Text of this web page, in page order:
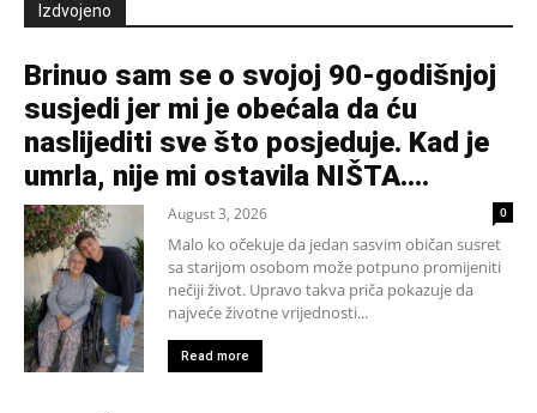
Izdvojeno
Brinuo sam se o svojoj 90-godišnjoj
susjedi jer mi je obećala da ću
naslijediti sve što posjeduje. Kad je
umrla, nije mi ostavila NIŠTA....
August 3, 2026 0
Malo ko očekuje da jedan sasvim običan susret
sa starijom osobom može potpuno promijeniti
nečiji život. Upravo takva priča pokazuje da
najveće životne vrijednosti...
Read more